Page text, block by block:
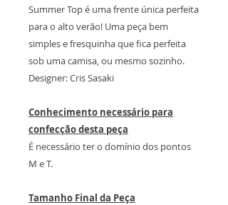
Summer Top é uma frente única perfeita
para o alto verão! Uma peça bem
simples e fresquinha que fica perfeita
sob uma camisa, ou mesmo sozinho.
Designer: Cris Sasaki
Conhecimento necessário para
confecção desta peça
É necessário ter o domínio dos pontos
M e T.
Tamanho Final da Peça